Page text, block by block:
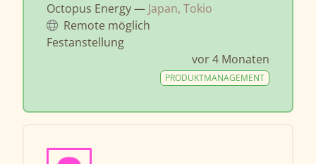
Octopus Energy — Japan, Tokio
Remote möglich
Festanstellung
vor 4 Monaten
PRODUKTMANAGEMENT